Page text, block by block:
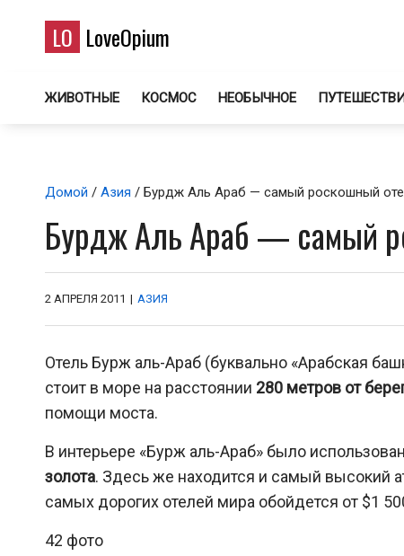
LO LoveOpium
ЖИВОТНЫЕ КОСМОС НЕОБЫЧНОЕ
Домой / Азия / Бурдж Аль Араб — самый роскошный
Бурдж Аль Араб — самый
2 АПРЕЛЯ 2011 | АЗИЯ
Отель Бурж аль-Араб (буквально «Арабская
стоит в море на расстоянии 280 метров от
помощи моста.
В интерьере «Бурж аль-Араб» было
золота. Здесь же находится и самый высокий
самых дорогих отелей мира обойдется от $1
42 фото